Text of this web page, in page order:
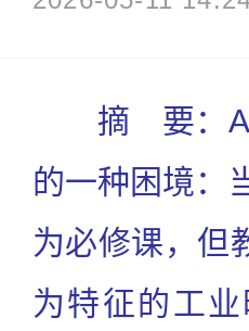
摘 要：
的一种困境：
为必修课，但
为特征的工